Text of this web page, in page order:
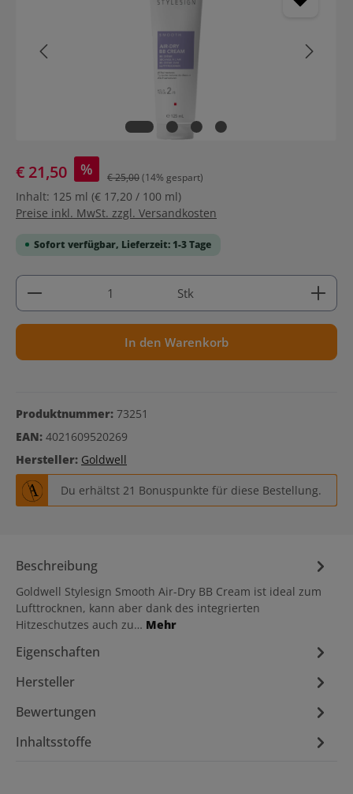
€ 21,50 % € 25,00(14% gespart)
Inhalt: 125 ml (€ 17,20 / 100 ml)
Preise inkl. MwSt. zzgl. Versandkosten
Sofort verfügbar, Lieferzeit: 1-3 Tage
Produkt Anzahl: Gib den gewünschten Wert ein
Stk
In den Warenkorb
Produktnummer: 73251
EAN: 4021609520269
Hersteller: Goldwell
Du erhältst 21 Bonuspunkte für diese Bestellung.
Beschreibung
Goldwell Stylesign Smooth Air-Dry BB Cream ist ideal zum
Lufttrocknen, kann aber dank des integrierten
Hitzeschutzes auch zu… Mehr
Eigenschaften
Hersteller
Bewertungen
Inhaltsstoffe